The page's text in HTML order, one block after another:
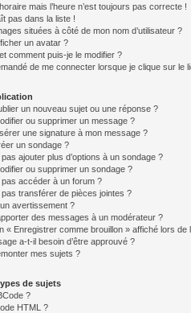
mais l’heure n’est toujours pas correcte !
pas dans la liste !
situées à côté de mon nom d’utilisateur ?
un avatar ?
comment puis-je le modifier ?
de me connecter lorsque je clique sur le
un nouveau sujet ou une réponse ?
ou supprimer un message ?
une signature à mon message ?
un sondage ?
ajouter plus d’options à un sondage ?
ou supprimer un sondage ?
accéder à un forum ?
transférer de pièces jointes ?
avertissement ?
des messages à un modérateur ?
« Enregistrer comme brouillon » affiché lors de
a-t-il besoin d’être approuvé ?
mes sujets ?
de sujets
?
HTML ?